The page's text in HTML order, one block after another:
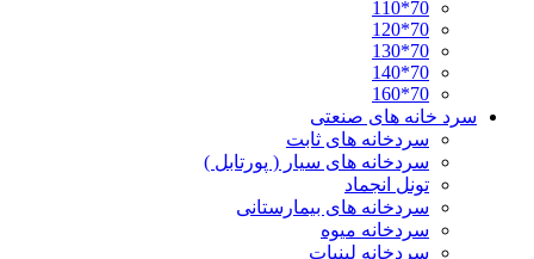
70*110
70*120
70*130
70*140
70*160
سرد خانه های صنعتی
سردخانه های ثابت
سردخانه های سیار ( پورتابل )
تونل انجماد
سردخانه های بیمارستانی
سردخانه میوه
سردخانه لبنیات